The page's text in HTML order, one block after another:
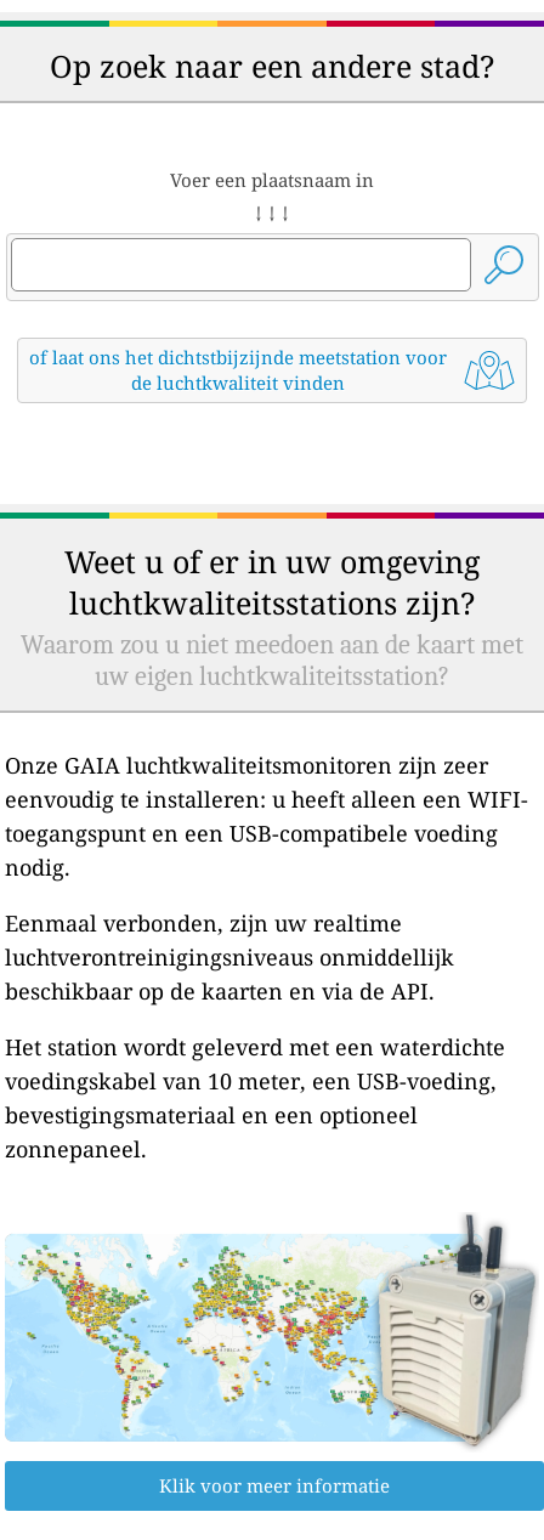
Op zoek naar een andere stad?
Voer een plaatsnaam in
↓ ↓ ↓
of laat ons het dichtstbijzijnde meetstation voor
de luchtkwaliteit vinden
Weet u of er in uw omgeving
luchtkwaliteitsstations zijn?
Waarom zou u niet meedoen aan de kaart met
uw eigen luchtkwaliteitsstation?
Onze GAIA luchtkwaliteitsmonitoren zijn zeer
eenvoudig te installeren: u heeft alleen een WIFI-
toegangspunt en een USB-compatibele voeding
nodig.
Eenmaal verbonden, zijn uw realtime
luchtverontreinigingsniveaus onmiddellijk
beschikbaar op de kaarten en via de API.
Het station wordt geleverd met een waterdichte
voedingskabel van 10 meter, een USB-voeding,
bevestigingsmateriaal en een optioneel
zonnepaneel.
Klik voor meer informatie